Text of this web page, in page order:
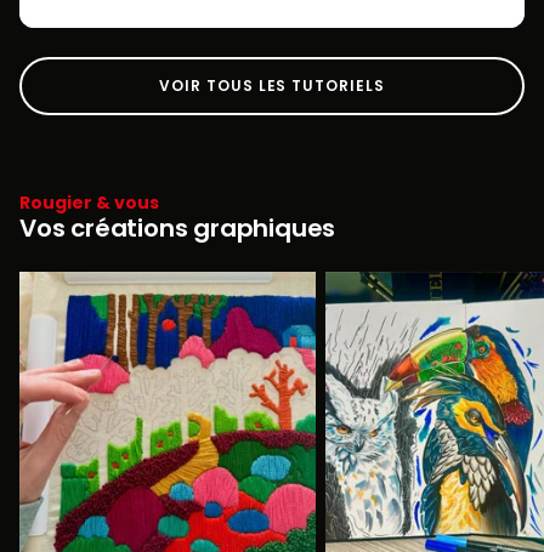
VOIR TOUS LES TUTORIELS
Rougier & vous
Vos créations graphiques